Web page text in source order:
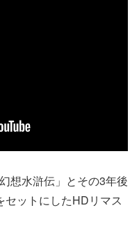
想水滸伝」とその3年後
ットにしたHDリマス